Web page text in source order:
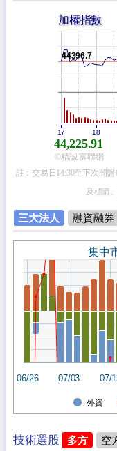
44,225.91
加權指數
44396.7
17 18
©精誠.富聯網
註：交易日14:30至下次開
及標購
三大法人 融資融券
集中
外資
06/26 07/03 07/
技術選股 多方 空